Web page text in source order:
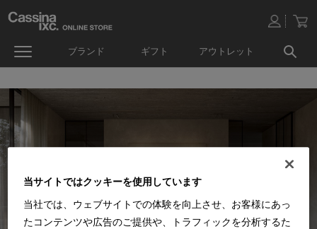
ブランド ギフト アウトレット
当サイトではクッキーを使用しています
当社では、ウェブサイトでの体験を向上させ、お客様にあっ
たコンテンツや広告のご提供や、トラフィックを分析するた